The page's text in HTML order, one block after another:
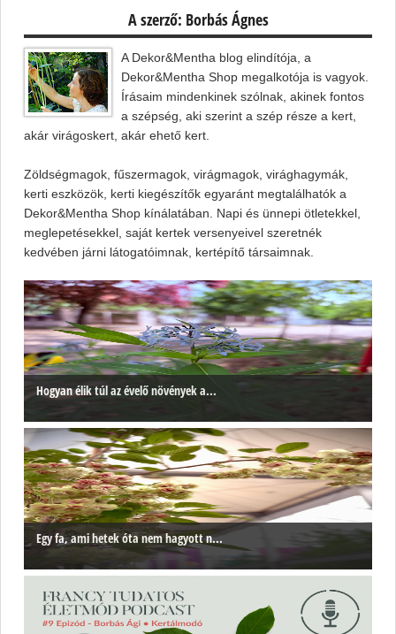
A szerző: Borbás Ágnes
A Dekor&Mentha blog elindítója, a
Dekor&Mentha Shop megalkotója is vagyok.
Írásaim mindenkinek szólnak, akinek fontos
a szépség, aki szerint a szép része a kert,
akár virágoskert, akár ehető kert.
Zöldségmagok, fűszermagok, virágmagok, virághagymák,
kerti eszközök, kerti kiegészítők egyaránt megtalálhatók a
Dekor&Mentha Shop kínálatában. Napi és ünnepi ötletekkel,
meglepetésekkel, saját kertek versenyeivel szeretnék
kedvében járni látogatóimnak, kertépítő társaimnak.
Hogyan élik túl az évelő növények a...
Egy fa, ami hetek óta nem hagyott n...